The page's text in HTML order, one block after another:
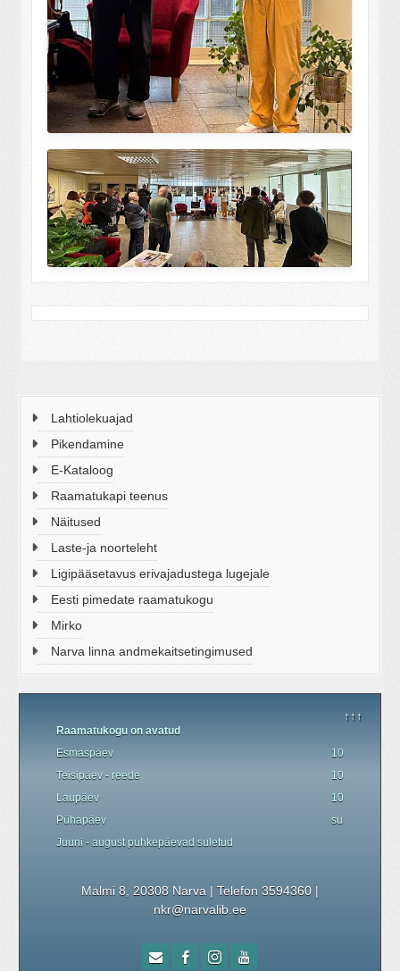
↑↑↑
Raamatukogu on avatud
Esmaspäev
10.00 - 19.00
Teisipäev - reede
10.00 - 18.00
Laupäev
10.00 - 17.00
Pühapäev
suletud
Juuni - augustpuhkepäevad suletud
Malmi 8, 20308 Narva | Telefon 3594360 |
nkr@narvalib.ee
Lahtiolekuajad
Pikendamine
E-Kataloog
Raamatukapi teenus
Näitused
Laste-ja noorteleht
Ligipääsetavus erivajadustega lugejale
Eesti pimedate raamatukogu
Mirko
Narva linna andmekaitsetingimused